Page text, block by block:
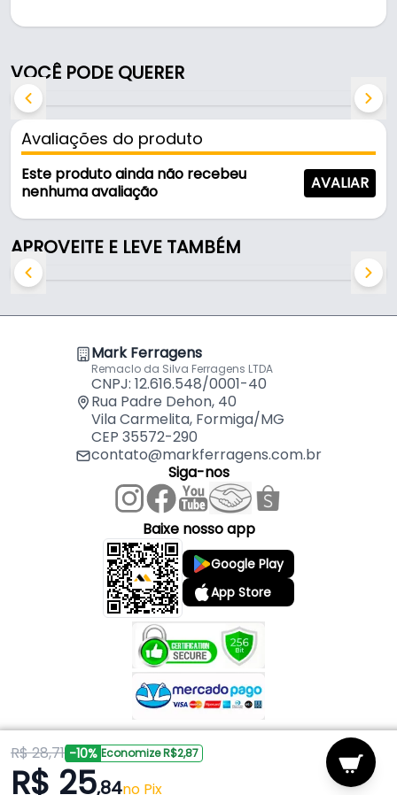
R$ 28,71 -10% Economize R$2,87
R$ 25,84no Pix
Fabricada em Alumínio, é resistente e durável no
uso diário.
Características:
- Marca: Mark
- Modelo: Tampa Craqueada
- Material: Alumínio
- Diâmetro interno: 39 cm
- Diâmetro externa: 39,5 cm
01 Tampa Redonda de Alumínio 39 cm – MK
01 Pomel Preto
VOCÊ PODE QUERER
Avaliações do produto
Este produto ainda não recebeu
nenhuma avaliação
AVALIAR
APROVEITE E LEVE TAMBÉM
Mark Ferragens
Remaclo da Silva Ferragens LTDA
CNPJ: 12.616.548/0001-40
Rua Padre Dehon, 40
Vila Carmelita, Formiga/MG
CEP 35572-290
contato@markferragens.com.br
Siga-nos
Baixe nosso app
Google Play
App Store
Copyright © 2026 Mark Ferragens. Todos os direitos reservados.